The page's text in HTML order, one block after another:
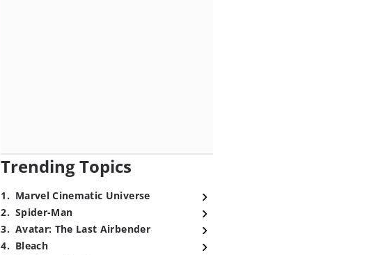
Trending Topics
1. Marvel Cinematic Universe
2. Spider-Man
3. Avatar: The Last Airbender
4. Bleach